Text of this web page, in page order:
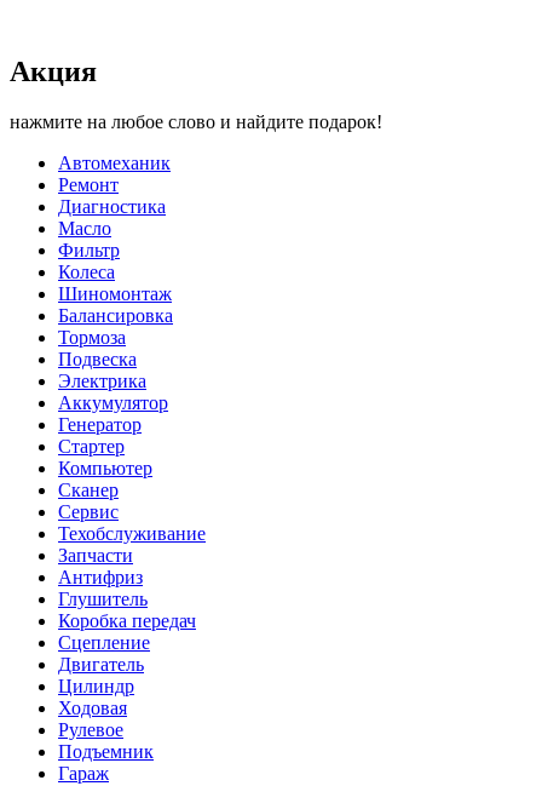
Акция
нажмите на любое слово и найдите подарок!
Автомеханик
Ремонт
Диагностика
Масло
Фильтр
Колеса
Шиномонтаж
Балансировка
Тормоза
Подвеска
Электрика
Аккумулятор
Генератор
Стартер
Компьютер
Сканер
Сервис
Техобслуживание
Запчасти
Антифриз
Глушитель
Коробка передач
Сцепление
Двигатель
Цилиндр
Ходовая
Рулевое
Подъемник
Гараж